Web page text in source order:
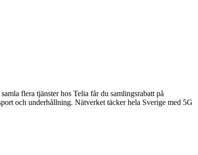
flera tjänster hos Telia får du samlingsrabatt på
och underhållning. Nätverket täcker hela Sverige med 5G